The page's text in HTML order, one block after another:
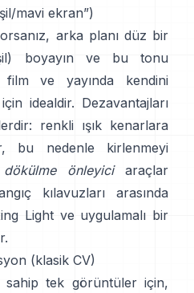
mavi ekran”)
arka planı düz bir
boyayın ve bu tonu
film ve yayında kendini
idealdir. Dezavantajları
renkli ışık kenarlara
bu nedenle kirlenmeyi
dökülme önleyiciaraçlar
kılavuzları arasında
Light ve uygulamalı bir
(klasik CV)
sahip tek görüntüler için,